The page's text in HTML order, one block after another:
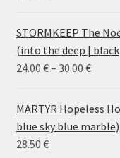
STORMKEEP The
(into the deep |
24.00 €– 30.00 €Price
24.00 €
MARTYR Hopeless
blue sky blue marble)
28.50 €